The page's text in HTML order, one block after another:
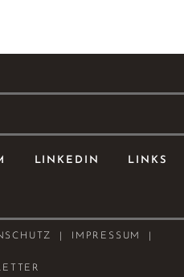
IMPRESSUM
LINKEDIN LINKS